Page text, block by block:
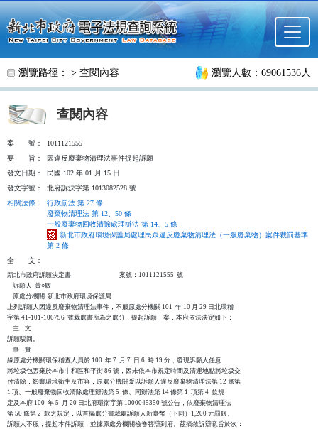
跳至主要內容
瀏覽路徑： > 查閱內容 瀏覽人數：69061536人
查閱內容
案 號：
1011121555
要
旨：
因違反廢棄物清理法事件提起訴願
發文日期：
民國 102 年 01 月 15 日
發文字號：
北府訴決字第 1013082528 號
相關法條 ：
行政罰法 第 27 條
廢棄物清理法 第 12、50 條
一般廢棄物回收清除處理辦法 第 14、5 條
新北市政府環境保護局處理民眾違反廢棄物清理法（一般廢棄物）案件裁罰基準
第 2 條
全
文：
新北市政府訴願決定書                                  案號：1011121555  號
    訴願人  黃○敏
    原處分機關  新北市政府環境保護局
上列訴願人因違反廢棄物清理法事件，不服原處分機關 101  年 10 月 29 日北環稽
字第 41-101-106796  號裁處書所為之處分，提起訴願一案，本府依法決定如下：
    主    文
訴願駁回。
    事    實
緣原處分機關環保稽查人員於 100  年 7  月 7  日 6  時 19 分，發現訴願人任意
將垃圾包丟棄於本市中和區和平街 86 號，因未依本市規定時間及清運地點將垃圾交
付清除，影響環境衛生及市容，原處分機關爰以訴願人違反廢棄物清理法第 12 條第
1 項、一般廢棄物回收清除處理辦法第 5  條、同辦法第 14 條第 1  項第 4  款規
定及本府 100  年 5  月 20 日北府環衛字第 1000045350 號公告，依廢棄物清理法
第 50 條第 2  款之規定，以首揭處分書裁處訴願人新臺幣（下同）1,200 元罰鍰。
訴願人不服，提起本件訴願，並據原處分機關檢卷答辯到府。茲摘敘訴辯意旨於次：